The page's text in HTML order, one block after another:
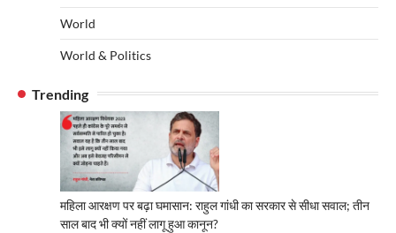
World
World & Politics
Trending
महिला आरक्षण पर बढ़ा घमासान: राहुल गांधी का सरकार से सीधा सवाल; तीन
साल बाद भी क्यों नहीं लागू हुआ कानून?